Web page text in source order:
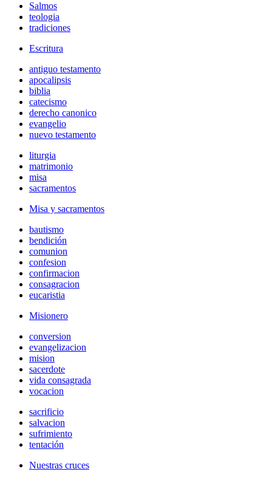
Salmos
teologia
tradiciones
Escritura
antiguo testamento
apocalipsis
biblia
catecismo
derecho canonico
evangelio
nuevo testamento
liturgia
matrimonio
misa
sacramentos
Misa y sacramentos
bautismo
bendición
comunion
confesion
confirmacion
consagracion
eucaristia
Misionero
conversion
evangelizacion
mision
sacerdote
vida consagrada
vocacion
sacrificio
salvacion
sufrimiento
tentación
Nuestras cruces